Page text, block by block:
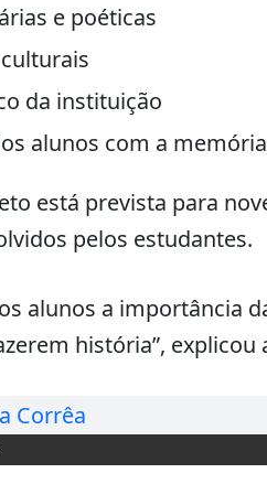
e poéticas
da instituição
alunos com a
está prevista para
pelos estudantes.
alunos a importância
história”, explicou